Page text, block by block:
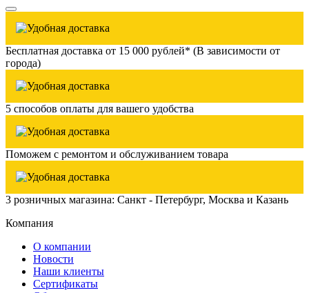
Бесплатная доставка от 15 000 рублей* (В зависимости от
города)
5 способов оплаты для вашего удобства
Поможем с ремонтом и обслуживанием товара
3 розничных магазина: Санкт - Петербург, Москва и Казань
Компания
О компании
Новости
Наши клиенты
Сертификаты